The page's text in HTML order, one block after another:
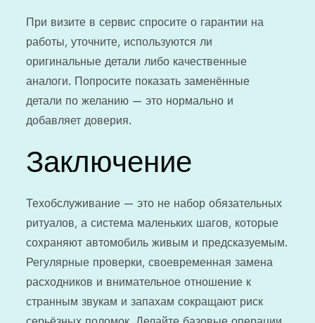
При визите в сервис спросите о гарантии на
работы, уточните, используются ли
оригинальные детали либо качественные
аналоги. Попросите показать заменённые
детали по желанию — это нормально и
добавляет доверия.
Заключение
Техобслуживание — это не набор обязательных
ритуалов, а система маленьких шагов, которые
сохраняют автомобиль живым и предсказуемым.
Регулярные проверки, своевременная замена
расходников и внимательное отношение к
странным звукам и запахам сокращают риск